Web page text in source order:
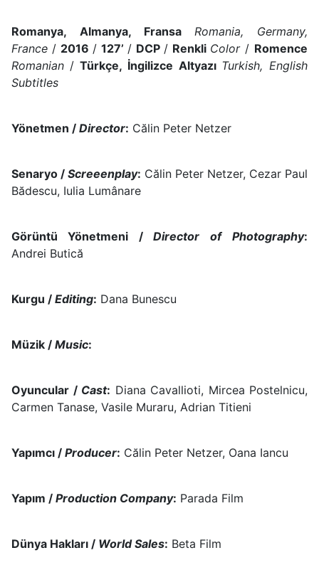
Romanya, Almanya, Fransa Romania, Germany,
France / 2016 / 127’ / DCP / Renkli Color / Romence
Romanian / Türkçe, İngilizce Altyazı Turkish, English
Subtitles
Yönetmen / Director: Călin Peter Netzer
Senaryo / Screeenplay: Călin Peter Netzer, Cezar Paul
Bădescu, Iulia Lumânare
Görüntü Yönetmeni / Director of Photography:
Andrei Butică
Kurgu / Editing: Dana Bunescu
Müzik / Music:
Oyuncular / Cast: Diana Cavallioti, Mircea Postelnicu,
Carmen Tanase, Vasile Muraru, Adrian Titieni
Yapımcı / Producer: Călin Peter Netzer, Oana Iancu
Yapım / Production Company: Parada Film
Dünya Hakları / World Sales: Beta Film